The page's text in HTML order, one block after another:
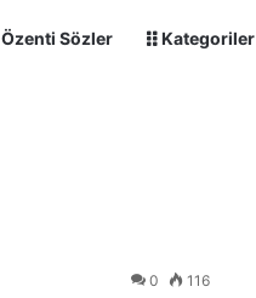
Özenti Sözler Kategoriler
0 116